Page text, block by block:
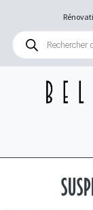
Recherche
produits